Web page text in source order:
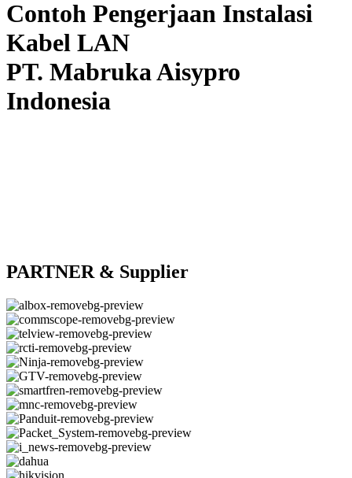
Contoh Pengerjaan Instalasi
Kabel LAN
PT. Mabruka Aisypro
Indonesia
PARTNER & Supplier